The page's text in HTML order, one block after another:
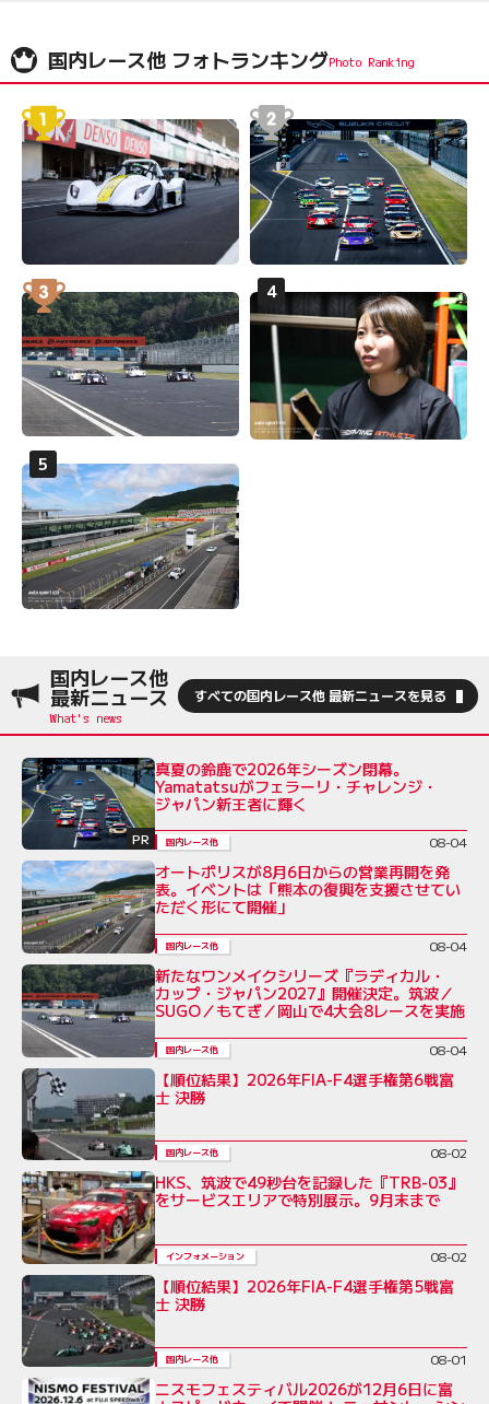
国内レース他 フォトランキング
国内レース他
最新ニュース すべての国内レース他 最新ニュースを見る
PR
真夏の鈴鹿で2026年シーズン閉幕。
Yamatatsuがフェラーリ・チャレンジ・
ジャパン新王者に輝く
国内レース他 08-04
オートポリスが8月6日からの営業再開を発
表。イベントは「熊本の復興を支援させてい
ただく形にて開催」
国内レース他 08-04
新たなワンメイクシリーズ『ラディカル・
カップ・ジャパン2027』開催決定。筑波／
SUGO／もてぎ／岡山で4大会8レースを実施
国内レース他 08-04
【順位結果】2026年FIA-F4選手権第6戦富
士 決勝
国内レース他 08-02
HKS、筑波で49秒台を記録した『TRB-03』
をサービスエリアで特別展示。9月末まで
インフォメーション 08-02
【順位結果】2026年FIA-F4選手権第5戦富
士 決勝
国内レース他 08-01
ニスモフェスティバル2026が12月6日に富